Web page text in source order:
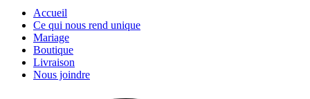
Accueil
Ce qui nous rend unique
Mariage
Boutique
Livraison
Nous joindre